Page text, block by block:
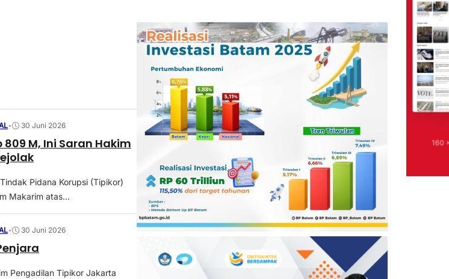
• 30 Juni 2026
M, Ini Saran Hakim
Pidana Korupsi (Tipikor)
Makarim atas...
• 30 Juni 2026
Pengadilan Tipikor Jakarta